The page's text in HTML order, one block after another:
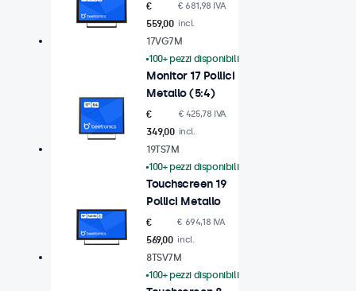
€
559,00
€ 681,98 IVA
incl.
Monitor 17 Pollici
Metallo (5:4)
17VG7M
100+ pezzi disponibili
€
349,00
€ 425,78 IVA
incl.
Touchscreen 19
Pollici Metallo
19TS7M
100+ pezzi disponibili
€
569,00
€ 694,18 IVA
incl.
8TSV7M
100+ pezzi disponibili